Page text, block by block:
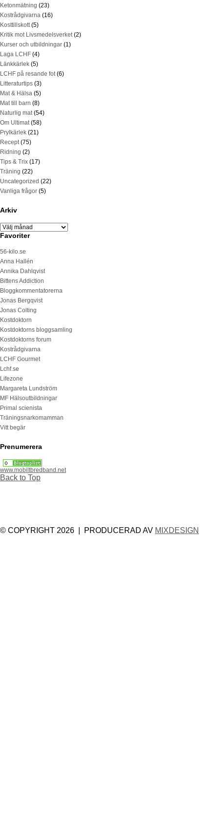
Ketonmätning (23)
Kostrådgivarna (16)
Kosttillskott(5)
Kritik mot Livsmedelsverket(2)
Kurser och utbildningar (1)
Laga LCHF (4)
Länkkärlek (5)
LCHF på resande fot(6)
Litteraturtips (3)
Mat & Hälsa (5)
Mat till barn (8)
Naturlig mat(54)
Om Ultimat(58)
Prylkärlek (21)
Recept(75)
Ridning (2)
Tips & Trix (17)
Träning (22)
Uncategorized (22)
Vanliga frågor (5)
Arkiv
Favoriter
56-kilo.se
Anna Hallén
Annika Dahlqvist
Bittens Addiction
Bloggkommentatorerna
Jonas Bergqvist
Jonas Colting
Kostdoktorn
Kostdoktorns bloggsamling
Kostdoktorns forum
Kostrådgivarna
LCHF Gourmet
Lchf.se
Lifezone
Margareta Lundström
MF Hälsoutbildningar
Primal scienista
Träningsnarkomamman
Vitt begär
Prenumerera
www.mobiltbredband.net
Back to Top
© COPYRIGHT 2026 | PRODUCERAD AV MIXDESIGN